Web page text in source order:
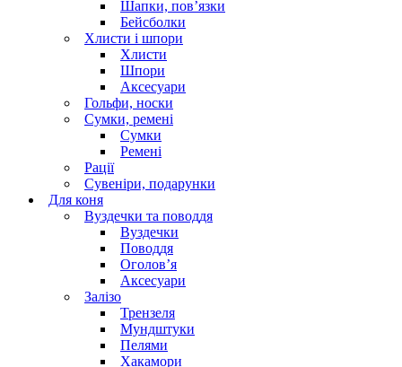
Шапки, пов’язки
Бейсболки
Хлисти і шпори
Хлисти
Шпори
Аксесуари
Гольфи, носки
Сумки, ремені
Сумки
Ремені
Рації
Сувеніри, подарунки
Для коня
Вуздечки та поводдя
Вуздечки
Поводдя
Оголов’я
Аксесуари
Залізо
Трензеля
Мундштуки
Пелями
Хакамори